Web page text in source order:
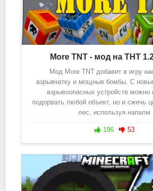
More TNT - мод на ТНТ
Мод More TNT добавит в игру
взрывчатку и мощные бомбы. С
взрывоопасных устройств можно
подорвать любой объект, но и сжечь
лес, используя напалм
196 53